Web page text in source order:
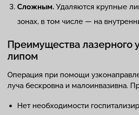
Сложным. Удаляются крупные
зонах, в том числе — на
Преимущества лазерного
липом
Операция при помощи
луча бескровна и малоинвазивна.
Нет необходимости